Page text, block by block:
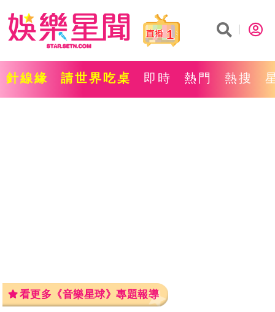
1
針線緣 請世界吃桌 即時 熱門 熱搜
看更多《音樂星球》專題報導